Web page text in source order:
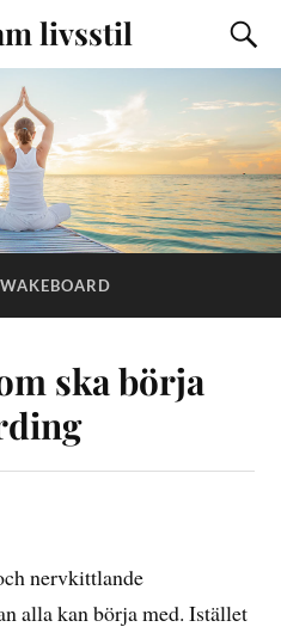
livsstil
WAKEBOARD
ska börja
nervkittlande
alla kan börja med. Istället